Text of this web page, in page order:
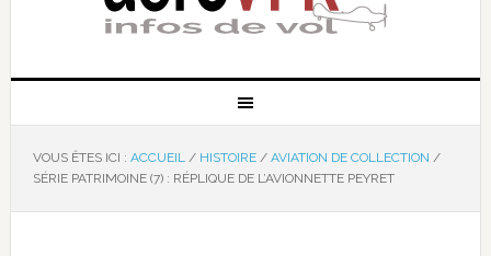
VOUS ÊTES ICI : ACCUEIL / HISTOIRE / AVIATION DE COLLECTION /
SÉRIE PATRIMOINE (7) : RÉPLIQUE DE L’AVIONNETTE PEYRET